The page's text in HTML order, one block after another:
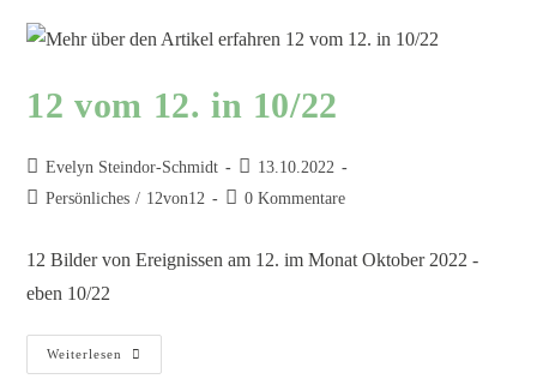
12 vom 12. in 10/22
Evelyn Steindor-Schmidt
13.10.2022
Persönliches / 12von12 0 Kommentare
12 Bilder von Ereignissen am 12. im Monat Oktober 2022 -
eben 10/22
Weiterlesen